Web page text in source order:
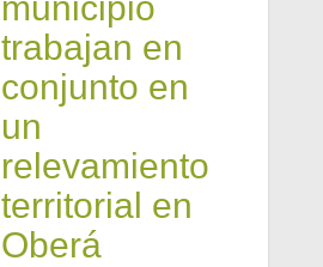
municipio
trabajan en
conjunto en
un
relevamiento
territorial en
Oberá